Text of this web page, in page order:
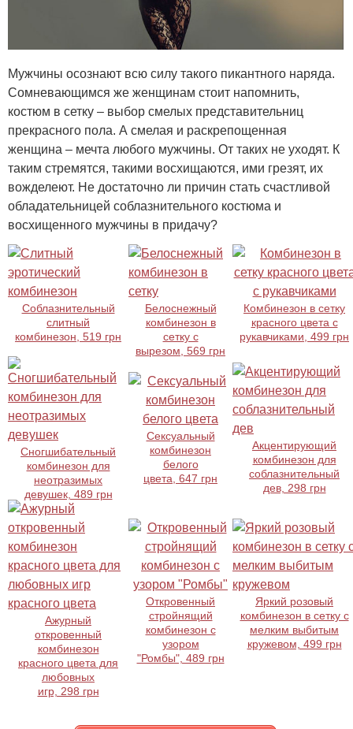
Мужчины осознают всю силу такого пикантного наряда.
Сомневающимся же женщинам стоит напомнить,
костюм в сетку – выбор смелых представительниц
прекрасного пола. А смелая и раскрепощенная
женщина – мечта любого мужчины. От таких не уходят. К
таким стремятся, такими восхищаются, ими грезят, их
вожделеют. Не достаточно ли причин стать счастливой
обладательницей соблазнительного костюма и
восхищенного мужчины в придачу?
Соблазнительный
слитный
комбинезон, 519 грн
Белоснежный
комбинезон в
сетку с
вырезом, 569 грн
Комбинезон в сетку
красного цвета с
рукавчиками, 499 грн
Cногшибательный
комбинезон для
неотразимых
девушек, 489 грн
Сексуальный
комбинезон
белого
цвета, 647 грн
Акцентирующий
комбинезон для
соблазнительный
дев, 298 грн
Ажурный
откровенный
комбинезон
красного цвета для
любовных
игр, 298 грн
Откровенный
стройнящий
комбинезон с
узором
"Ромбы", 489 грн
Яркий розовый
комбинезон в сетку с
мелким выбитым
кружевом, 499 грн